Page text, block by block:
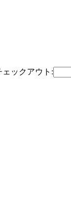
ェックアウト: